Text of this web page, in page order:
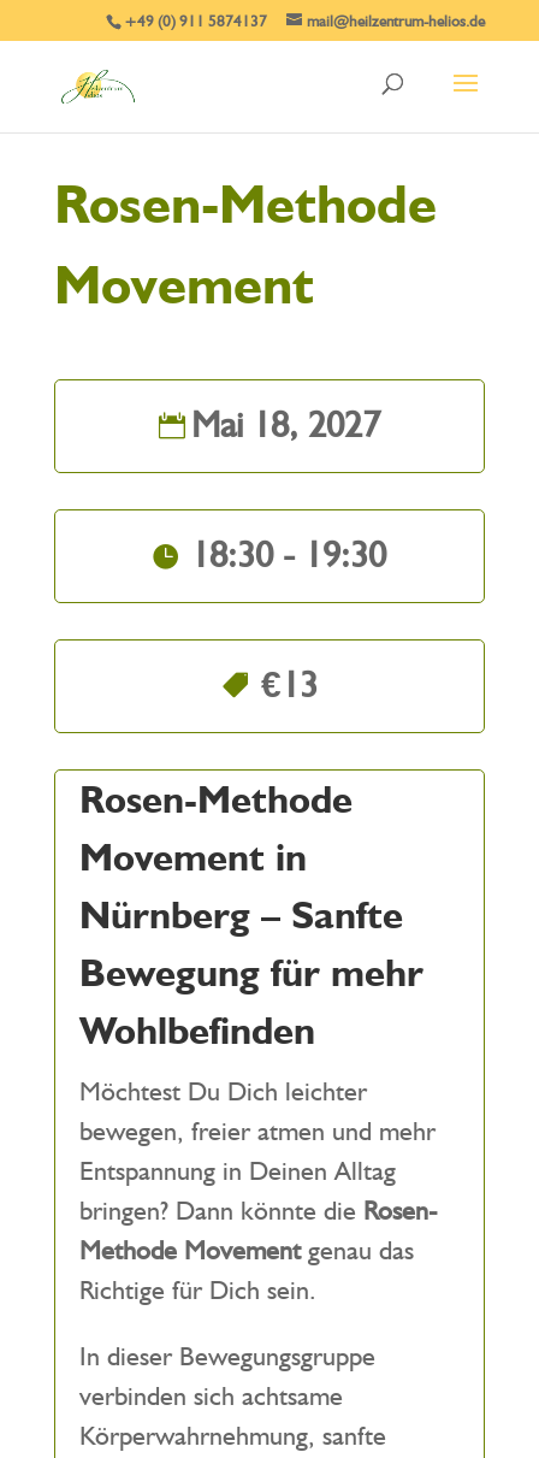
+49 (0) 911 5874137 mail@heilzentrum-helios.de
Rosen-Methode
Movement
Mai 18, 2027
18:30 - 19:30
€13
Rosen-Methode
Movement in
Nürnberg – Sanfte
Bewegung für mehr
Wohlbefinden
Möchtest Du Dich leichter
bewegen, freier atmen und mehr
Entspannung in Deinen Alltag
bringen? Dann könnte die Rosen-
Methode Movementgenau das
Richtige für Dich sein.
In dieser Bewegungsgruppe
verbinden sich achtsame
Körperwahrnehmung, sanfte